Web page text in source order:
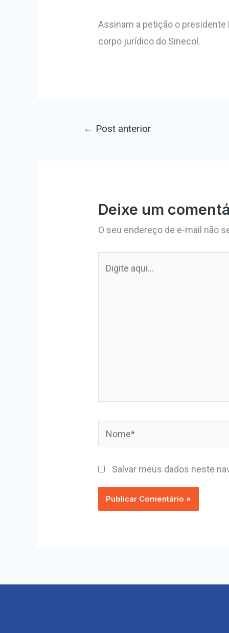
Assinam a petição o presidente
corpo jurídico do Sinecol.
← Post anterior
Deixe um
O seu endereço de e-mail não
Salvar meus dados neste